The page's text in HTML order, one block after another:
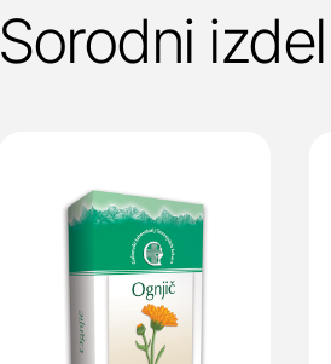
Sorodni